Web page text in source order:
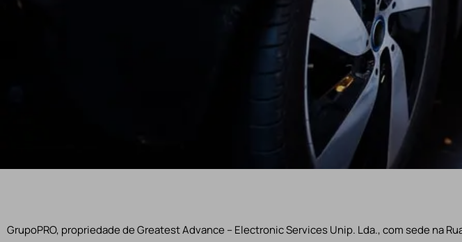
GrupoPRO, propriedade de Greatest Advance – Electronic Services Unip. Lda., com sede na